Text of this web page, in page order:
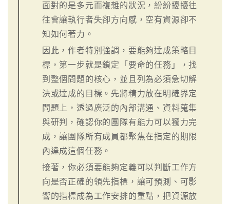
面對的是多元而複雜的狀況，紛紛擾擾往
往會讓執行者失卻方向感，空有資源卻不
知如何著力。
因此，作者特別強調，要能夠達成策略目
標，第一步就是鎖定「要命的任務」，找
到整個問題的核心，並且列為必須急切解
決或達成的目標。先將精力放在明確界定
問題上，透過廣泛的內部溝通、資料蒐集
與研判，確認你的團隊有能力可以獨力完
成，讓團隊所有成員都聚焦在指定的期限
內達成這個任務。
接著，你必須要能夠定義可以判斷工作方
向是否正確的領先指標，讓可預測、可影
響的指標成為工作安排的重點，把資源放